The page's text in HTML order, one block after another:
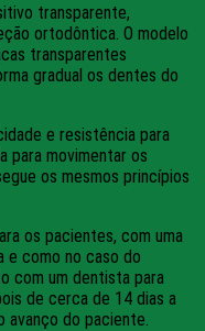
transparente,
ortodôntica. O modelo
transparentes
gradual os dentes do
e resistência para
para movimentar os
os mesmos princípios
os pacientes, com uma
e como no caso do
com um dentista para
de cerca de 14 dias a
do paciente.